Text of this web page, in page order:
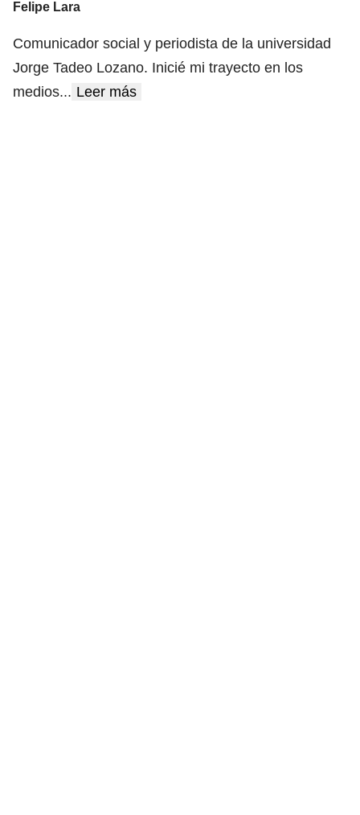
Felipe Lara
Comunicador social y periodista de la universidad
Jorge Tadeo Lozano. Inicié mi trayecto en los
medios... Leer más